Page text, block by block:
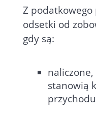
Z
odsetki od
gdy są:
naliczone,
stanowią